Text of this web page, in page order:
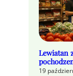
Lewiatan
19